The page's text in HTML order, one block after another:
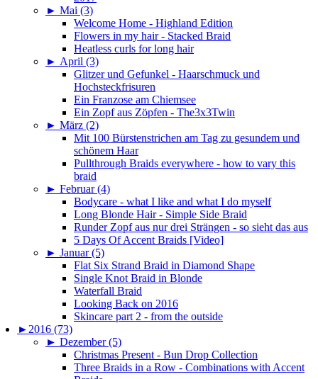
► Mai (3)
Welcome Home - Highland Edition
Flowers in my hair - Stacked Braid
Heatless curls for long hair
► April (3)
Glitzer und Gefunkel - Haarschmuck und
Hochsteckfrisuren
Ein Franzose am Chiemsee
Ein Zopf aus Zöpfen - The3x3Twin
► März (2)
Mit 100 Bürstenstrichen am Tag zu gesundem und
schönem Haar
Pullthrough Braids everywhere - how to vary this
braid
► Februar (4)
Bodycare - what I like and what I do myself
Long Blonde Hair - Simple Side Braid
Runder Zopf aus nur drei Strängen - so sieht das aus
5 Days Of Accent Braids [Video]
► Januar (5)
Flat Six Strand Braid in Diamond Shape
Single Knot Braid in Blonde
Waterfall Braid
Looking Back on 2016
Skincare part 2 - from the outside
► 2016 (73)
► Dezember (5)
Christmas Present - Bun Drop Collection
Three Braids in a Row - Combinations with Accent